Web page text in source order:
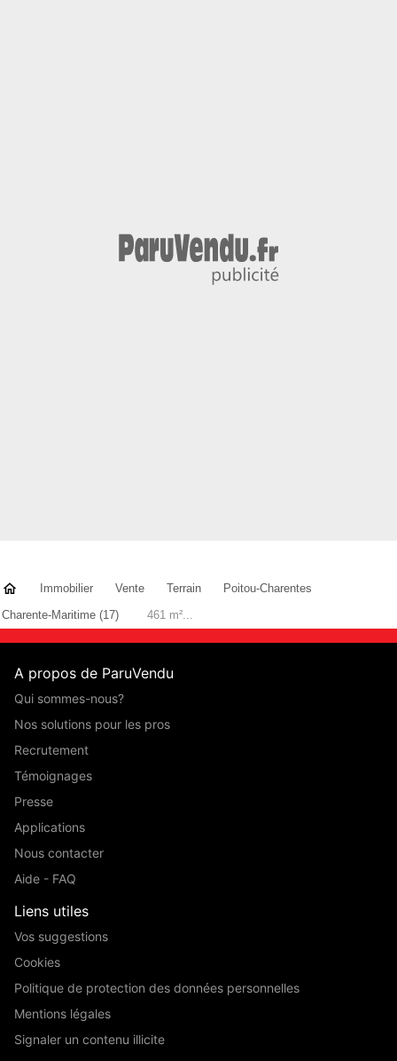
Immobilier Vente Terrain
Poitou-Charentes
Charente-Maritime (17)
461 m²...
A propos de ParuVendu
Qui sommes-nous?
Nos solutions pour les pros
Recrutement
Témoignages
Presse
Applications
Nous contacter
Aide - FAQ
Liens utiles
Vos suggestions
Cookies
Politique de protection des données personnelles
Mentions légales
Signaler un contenu illicite